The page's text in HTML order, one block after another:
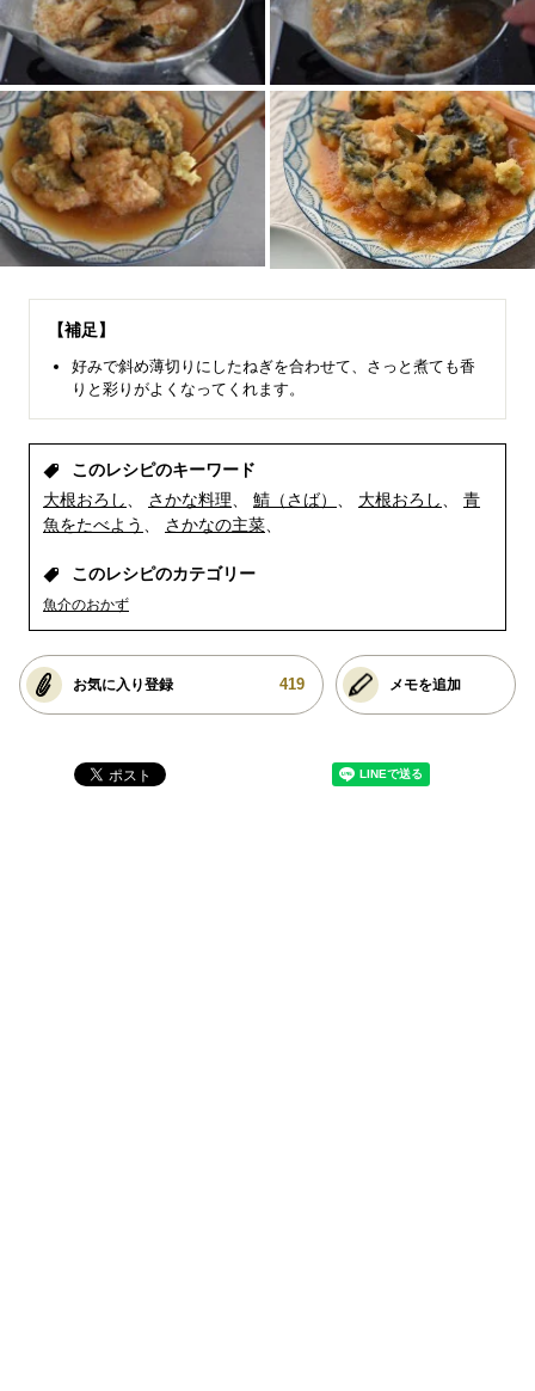
【補足】
好みで斜め薄切りにしたねぎを合わせて、さっと煮ても香
りと彩りがよくなってくれます。
このレシピのキーワード
大根おろし
さかな料理 鯖（さば） 大根おろし
青
魚をたべよう
さかなの主菜
このレシピのカテゴリー
魚介のおかず
お気に入り登録 419 メモを追加